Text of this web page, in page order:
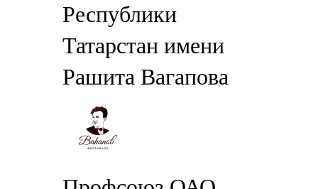
Республики
Татарстан имени
Рашита Вагапова